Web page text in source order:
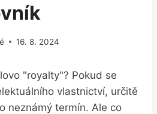
16. 8. 2024
"royalty"? Pokud se
vlastnictví, určitě
neznámý termín. Ale co